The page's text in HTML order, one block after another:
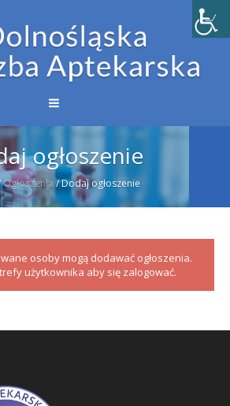
ogłoszenie
Ogłoszenia/Dodaj ogłoszenie
osoby mogą dodawać ogłoszenia.
użytkownika aby się zalogować.